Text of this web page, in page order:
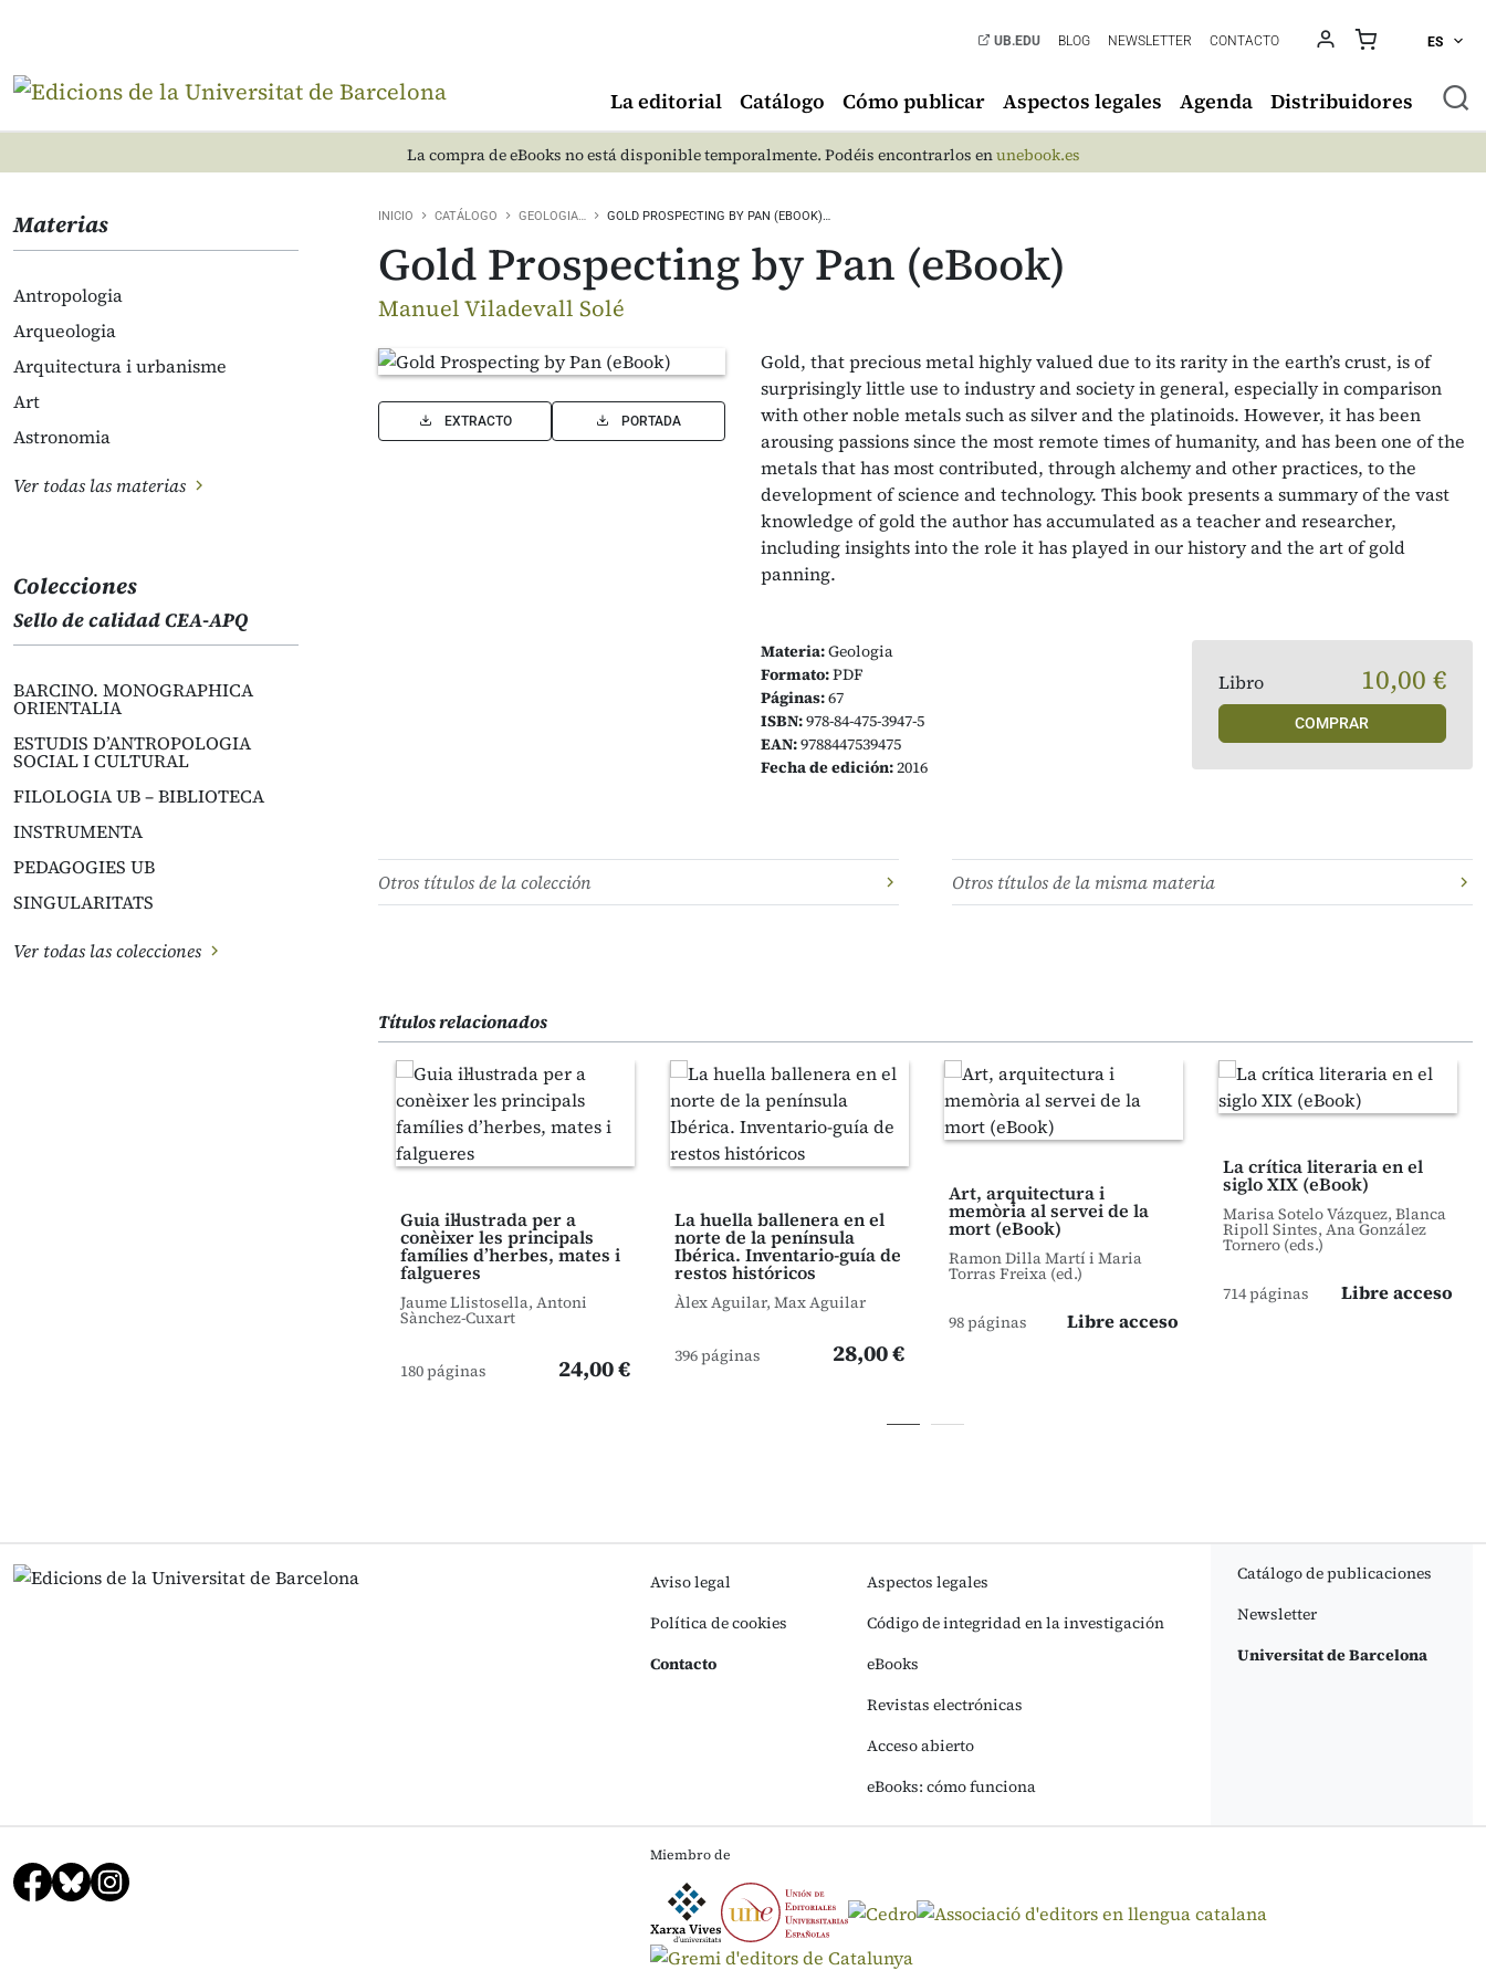
UB.EDU BLOG NEWSLETTER CONTACTO ES
La editorial Catálogo Cómo publicar Aspectos legales Agenda Distribuidores
La compra de eBooks no está disponible temporalmente. Podéis encontrarlos enunebook.es
Materias
Antropologia
Arqueologia
Arquitectura i urbanisme
Art
Astronomia
Ver todas las materias
Colecciones
Sello de calidad CEA-APQ
BARCINO. MONOGRAPHICA
ORIENTALIA
ESTUDIS D’ANTROPOLOGIA
SOCIAL I CULTURAL
FILOLOGIA UB – BIBLIOTECA
INSTRUMENTA
PEDAGOGIES UB
SINGULARITATS
Ver todas las colecciones
INICIO CATÁLOGO GEOLOGIA… GOLD PROSPECTING BY PAN (EBOOK)…
Gold Prospecting by Pan (eBook)
Manuel Viladevall Solé
EXTRACTO PORTADA
Gold, that precious metal highly valued due to its rarity in the earth’s crust, is of
surprisingly little use to industry and society in general, especially in comparison
with other noble metals such as silver and the platinoids. However, it has been
arousing passions since the most remote times of humanity, and has been one of the
metals that has most contributed, through alchemy and other practices, to the
development of science and technology. This book presents a summary of the vast
knowledge of gold the author has accumulated as a teacher and researcher,
including insights into the role it has played in our history and the art of gold
panning.
Materia:Geologia
Formato:PDF
Páginas:67
ISBN:978-84-475-3947-5
EAN:9788447539475
Fecha de edición:2016
Libro 10,00 €
COMPRAR
Otros títulos de la colección Otros títulos de la misma materia
Títulos relacionados
Guia il·lustrada per a
conèixer les principals
famílies d’herbes, mates i
falgueres
Jaume Llistosella, Antoni
Sànchez-Cuxart
180 páginas 24,00 €
La huella ballenera en el
norte de la península
Ibérica. Inventario-guía de
restos históricos
Àlex Aguilar, Max Aguilar
396 páginas 28,00 €
Art, arquitectura i
memòria al servei de la
mort (eBook)
Ramon Dilla Martí i Maria
Torras Freixa (ed.)
98 páginas Libre acceso
La crítica literaria en el
siglo XIX (eBook)
Marisa Sotelo Vázquez, Blanca
Ripoll Sintes, Ana González
Tornero (eds.)
714 páginas Libre acceso
Aviso legal
Política de cookies
Contacto
Aspectos legales
Código de integridad en la investigación
eBooks
Revistas electrónicas
Acceso abierto
eBooks: cómo funciona
Catálogo de publicaciones
Newsletter
Universitat de Barcelona
Miembro de